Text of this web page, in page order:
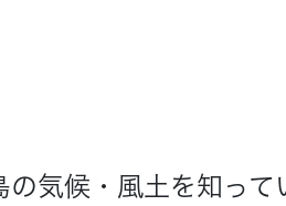
の気候・風土を知っ